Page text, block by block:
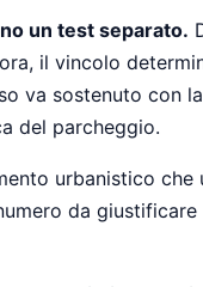
un test separato.
il vincolo
va sostenuto con
del parcheggio.
urbanistico che
da giustificare